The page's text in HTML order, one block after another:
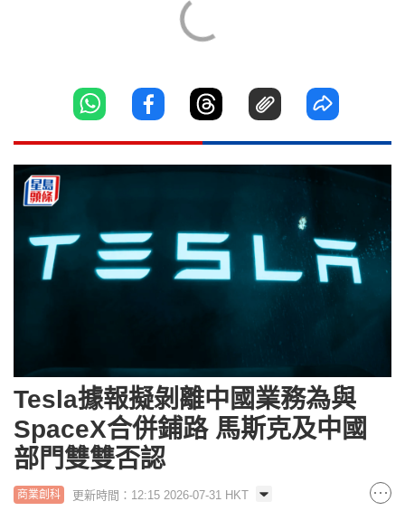
Tesla據報擬剝離中國業務為與
SpaceX合併鋪路 馬斯克及中國
部門雙雙否認
商業創科 更新時間：12:15 2026-07-31 HKT